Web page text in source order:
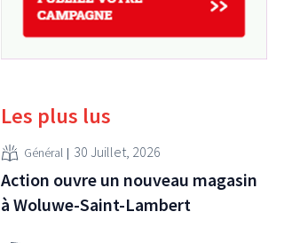
Les plus lus
Général 30 Juillet, 2026
Action ouvre un nouveau magasin
à Woluwe-Saint-Lambert